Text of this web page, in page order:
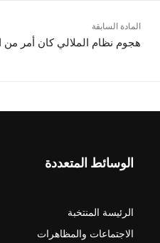
المادة السابقة
هجوم نظام الملالي کان أمر من
الوسائط المتعددة
الرئيسة المنتخبة
الاجتماعات والمظاهرات